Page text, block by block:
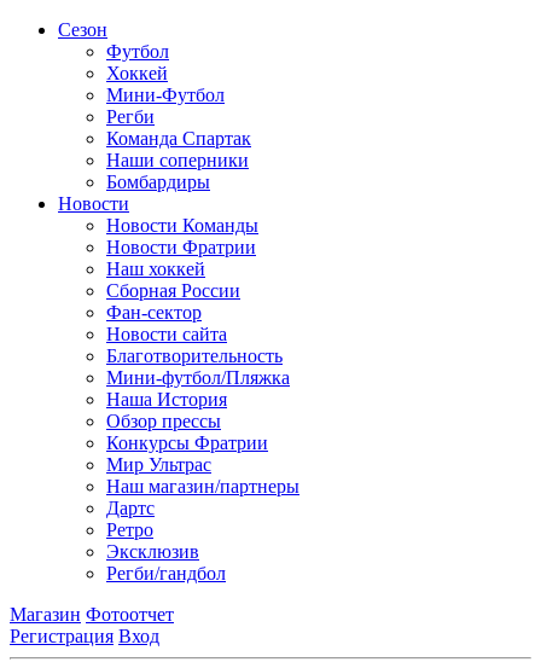
Сезон
Футбол
Хоккей
Мини-Футбол
Регби
Команда Спартак
Наши соперники
Бомбардиры
Новости
Новости Команды
Новости Фратрии
Наш хоккей
Сборная России
Фан-cектор
Новости сайта
Благотворительность
Мини-футбол/Пляжка
Наша История
Обзор прессы
Конкурсы Фратрии
Мир Ультрас
Наш магазин/партнеры
Дартс
Ретро
Эксклюзив
Регби/гандбол
Магазин Фотоотчет
Регистрация Вход